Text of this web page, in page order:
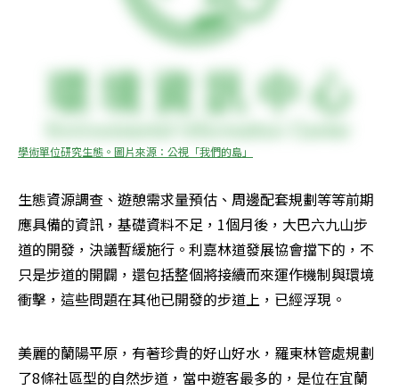
學術單位研究生態。圖片來源：公視「我們的島」
生態資源調查、遊憩需求量預估、周邊配套規劃等等前期
應具備的資訊，基礎資料不足，1個月後，大巴六九山步
道的開發，決議暫緩施行。利嘉林道發展協會擋下的，不
只是步道的開闢，還包括整個將接續而來運作機制與環境
衝擊，這些問題在其他已開發的步道上，已經浮現。
美麗的蘭陽平原，有著珍貴的好山好水，羅東林管處規劃
了8條社區型的自然步道，當中遊客最多的，是位在宜蘭